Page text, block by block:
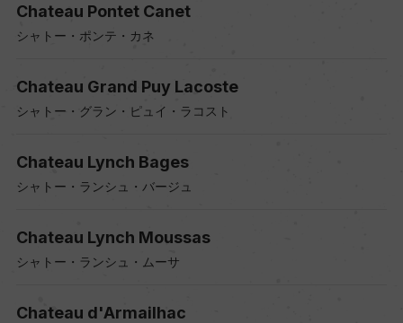
Chateau Pontet Canet
シャトー・ポンテ・カネ
Chateau Grand Puy Lacoste
シャトー・グラン・ピュイ・ラコスト
Chateau Lynch Bages
シャトー・ランシュ・バージュ
Chateau Lynch Moussas
シャトー・ランシュ・ムーサ
Chateau d'Armailhac